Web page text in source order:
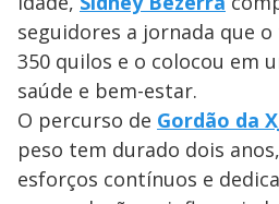
seguidores a jornada que
350 quilos e o colocou em
saúde e bem-estar.
O percurso de Gordão da
peso tem durado dois
esforços contínuos e